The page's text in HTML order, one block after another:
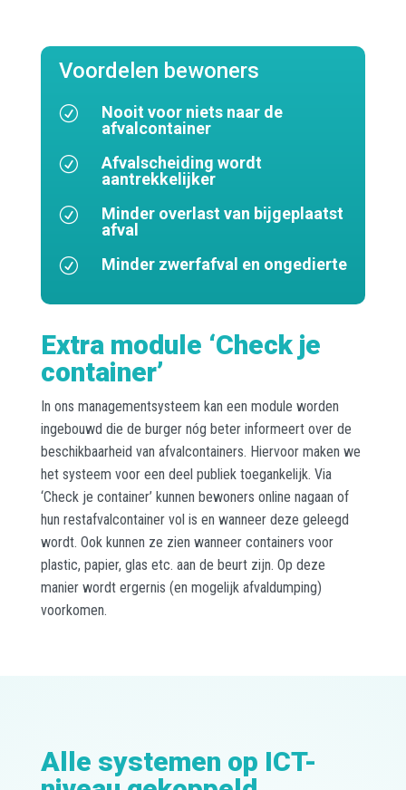
Voordelen bewoners
R
Nooit voor niets naar de
afvalcontainer
R
Afvalscheiding wordt
aantrekkelijker
R
Minder overlast van bijgeplaatst
afval
R Minder zwerfafval en ongedierte
Extra module ‘Check je
container’
In ons managementsysteem kan een module worden
ingebouwd die de burger nóg beter informeert over de
beschikbaarheid van afvalcontainers. Hiervoor maken we
het systeem voor een deel publiek toegankelijk. Via
‘Check je container’ kunnen bewoners online nagaan of
hun restafvalcontainer vol is en wanneer deze geleegd
wordt. Ook kunnen ze zien wanneer containers voor
plastic, papier, glas etc. aan de beurt zijn. Op deze
manier wordt ergernis (en mogelijk afvaldumping)
voorkomen.
Alle systemen op ICT-